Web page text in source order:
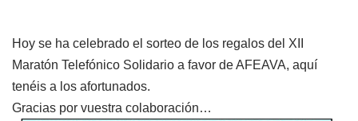
Hoy se ha celebrado el sorteo de los regalos del XII
Maratón Telefónico Solidario a favor de AFEAVA, aquí
tenéis a los afortunados.
Gracias por vuestra colaboración…